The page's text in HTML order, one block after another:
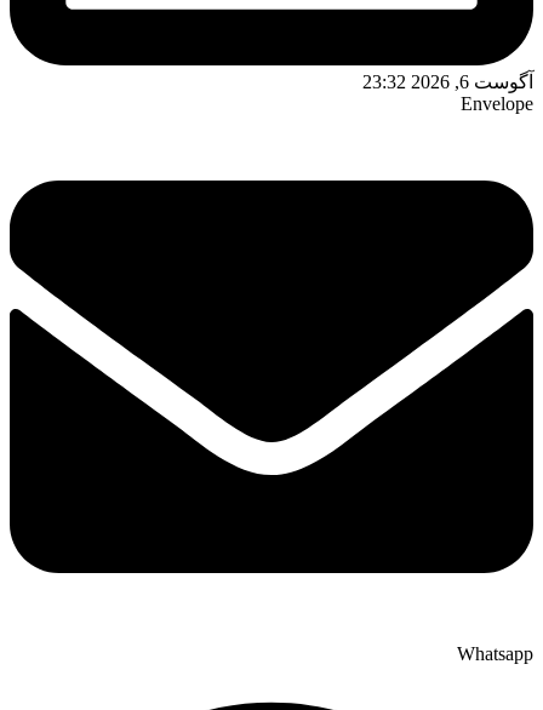
آگوست 6, 2026 23:32
Envelope
Whatsapp